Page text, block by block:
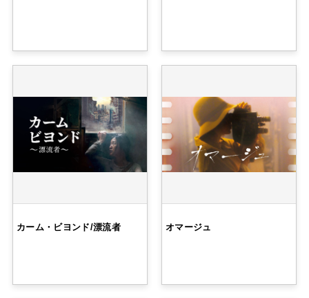
カーム・ビヨンド/漂流者 オマージュ